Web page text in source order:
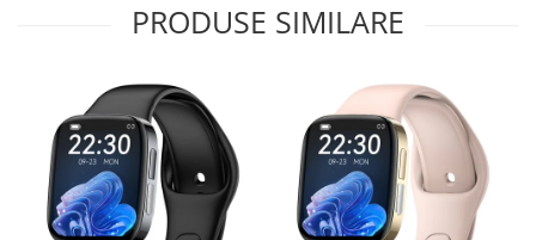
PRODUSE SIMILARE